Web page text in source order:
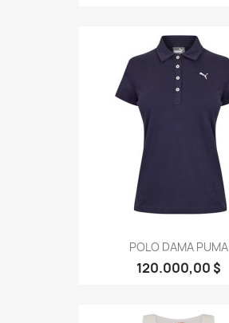
POLO DAMA PUMA
120.000,00 $